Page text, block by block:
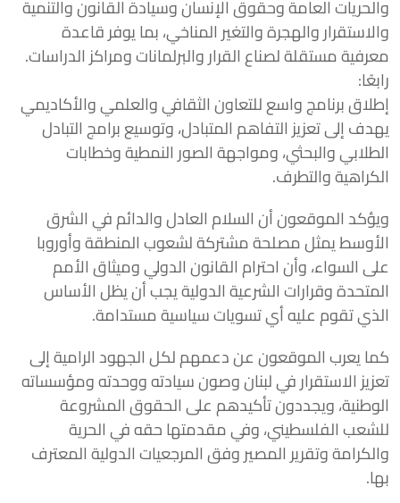
والحريات العامة وحقوق الإنسان وسيادة القانون والتنمية
والاستقرار والهجرة والتغير المناخي، بما يوفر قاعدة
معرفية مستقلة لصناع القرار والبرلمانات ومراكز الدراسات.
رابعًا:
إطلاق برنامج واسع للتعاون الثقافي والعلمي والأكاديمي
يهدف إلى تعزيز التفاهم المتبادل، وتوسيع برامج التبادل
الطلابي والبحثي، ومواجهة الصور النمطية وخطابات
الكراهية والتطرف.
ويؤكد الموقعون أن السلام العادل والدائم في الشرق
الأوسط يمثل مصلحة مشتركة لشعوب المنطقة وأوروبا
على السواء، وأن احترام القانون الدولي وميثاق الأمم
المتحدة وقرارات الشرعية الدولية يجب أن يظل الأساس
الذي تقوم عليه أي تسويات سياسية مستدامة.
كما يعرب الموقعون عن دعمهم لكل الجهود الرامية إلى
تعزيز الاستقرار في لبنان وصون سيادته ووحدته ومؤسساته
الوطنية، ويجددون تأكيدهم على الحقوق المشروعة
للشعب الفلسطيني، وفي مقدمتها حقه في الحرية
والكرامة وتقرير المصير وفق المرجعيات الدولية المعترف
بها.